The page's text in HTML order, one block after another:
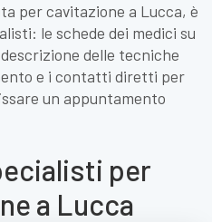
per cavitazione a Lucca, è
le schede dei medici su
delle tecniche
e i contatti diretti per
un appuntamento
per
a Lucca